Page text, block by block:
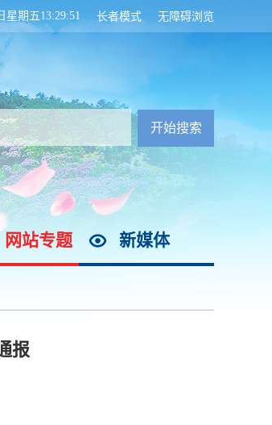
无障碍浏览
长者模式
星期五13:29:51
网站专题 新媒体
报